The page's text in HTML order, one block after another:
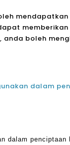
boleh
dalam penciptaan